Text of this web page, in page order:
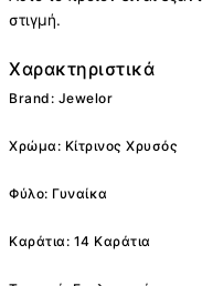
στιγμή.
Χαρακτηριστικά
Brand: Jewelor
Χρώμα: Κίτρινος Χρυσός
Φύλο: Γυναίκα
Καράτια: 14 Καράτια